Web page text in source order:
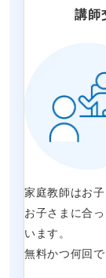
講師
家庭教師はお
お子さまに合
います。
無料かつ何回